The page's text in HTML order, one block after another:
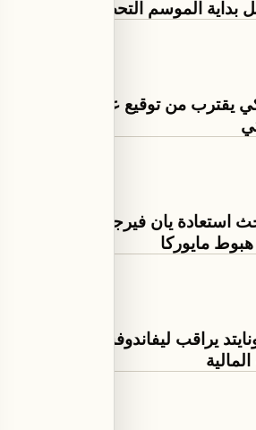
بداية الموسم التحضيري
يقترب من توقيع عقد مع شيكاغو
استعادة يان فيرجيلي بسعر
مايوركا
يراقب ليفاندوفسكي مع تعثر